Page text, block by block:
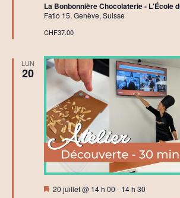
e
i
h
o
c
o
l
a
t
C
r
é
a
t
La Bonbonnière Chocolaterie - L'École
Fatio 15, Genève, Suisse
CHF37.00
LUN
20
Mis
20 juillet @ 14 h 00 - 14 h 30